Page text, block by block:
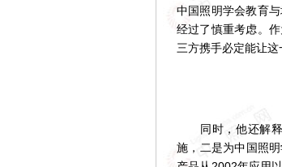
中国照明学会教育
经过了慎重考虑。
三方携手必定能让这
同时，他还解释
施，二是为中国照